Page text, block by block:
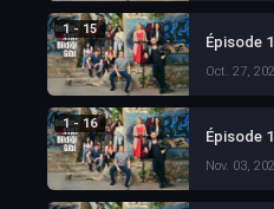
1 - 15
Épisode
Oct. 27,
1 - 16
Épisode
Nov. 03,